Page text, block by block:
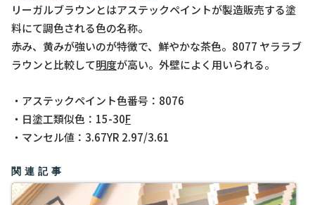
リーガルブラウンとはアステックペイントが製造販売する塗
料にて調色される色の名称。
赤み、黄みが強いのが特徴で、鮮やかな茶色。8077 ヤララブ
ラウンと比較して明度が高い。外壁によく用いられる。
・アステックペイント色番号：8076
・日塗工類似色：15-30F
・マンセル値：3.67YR 2.97/3.61
関連記事